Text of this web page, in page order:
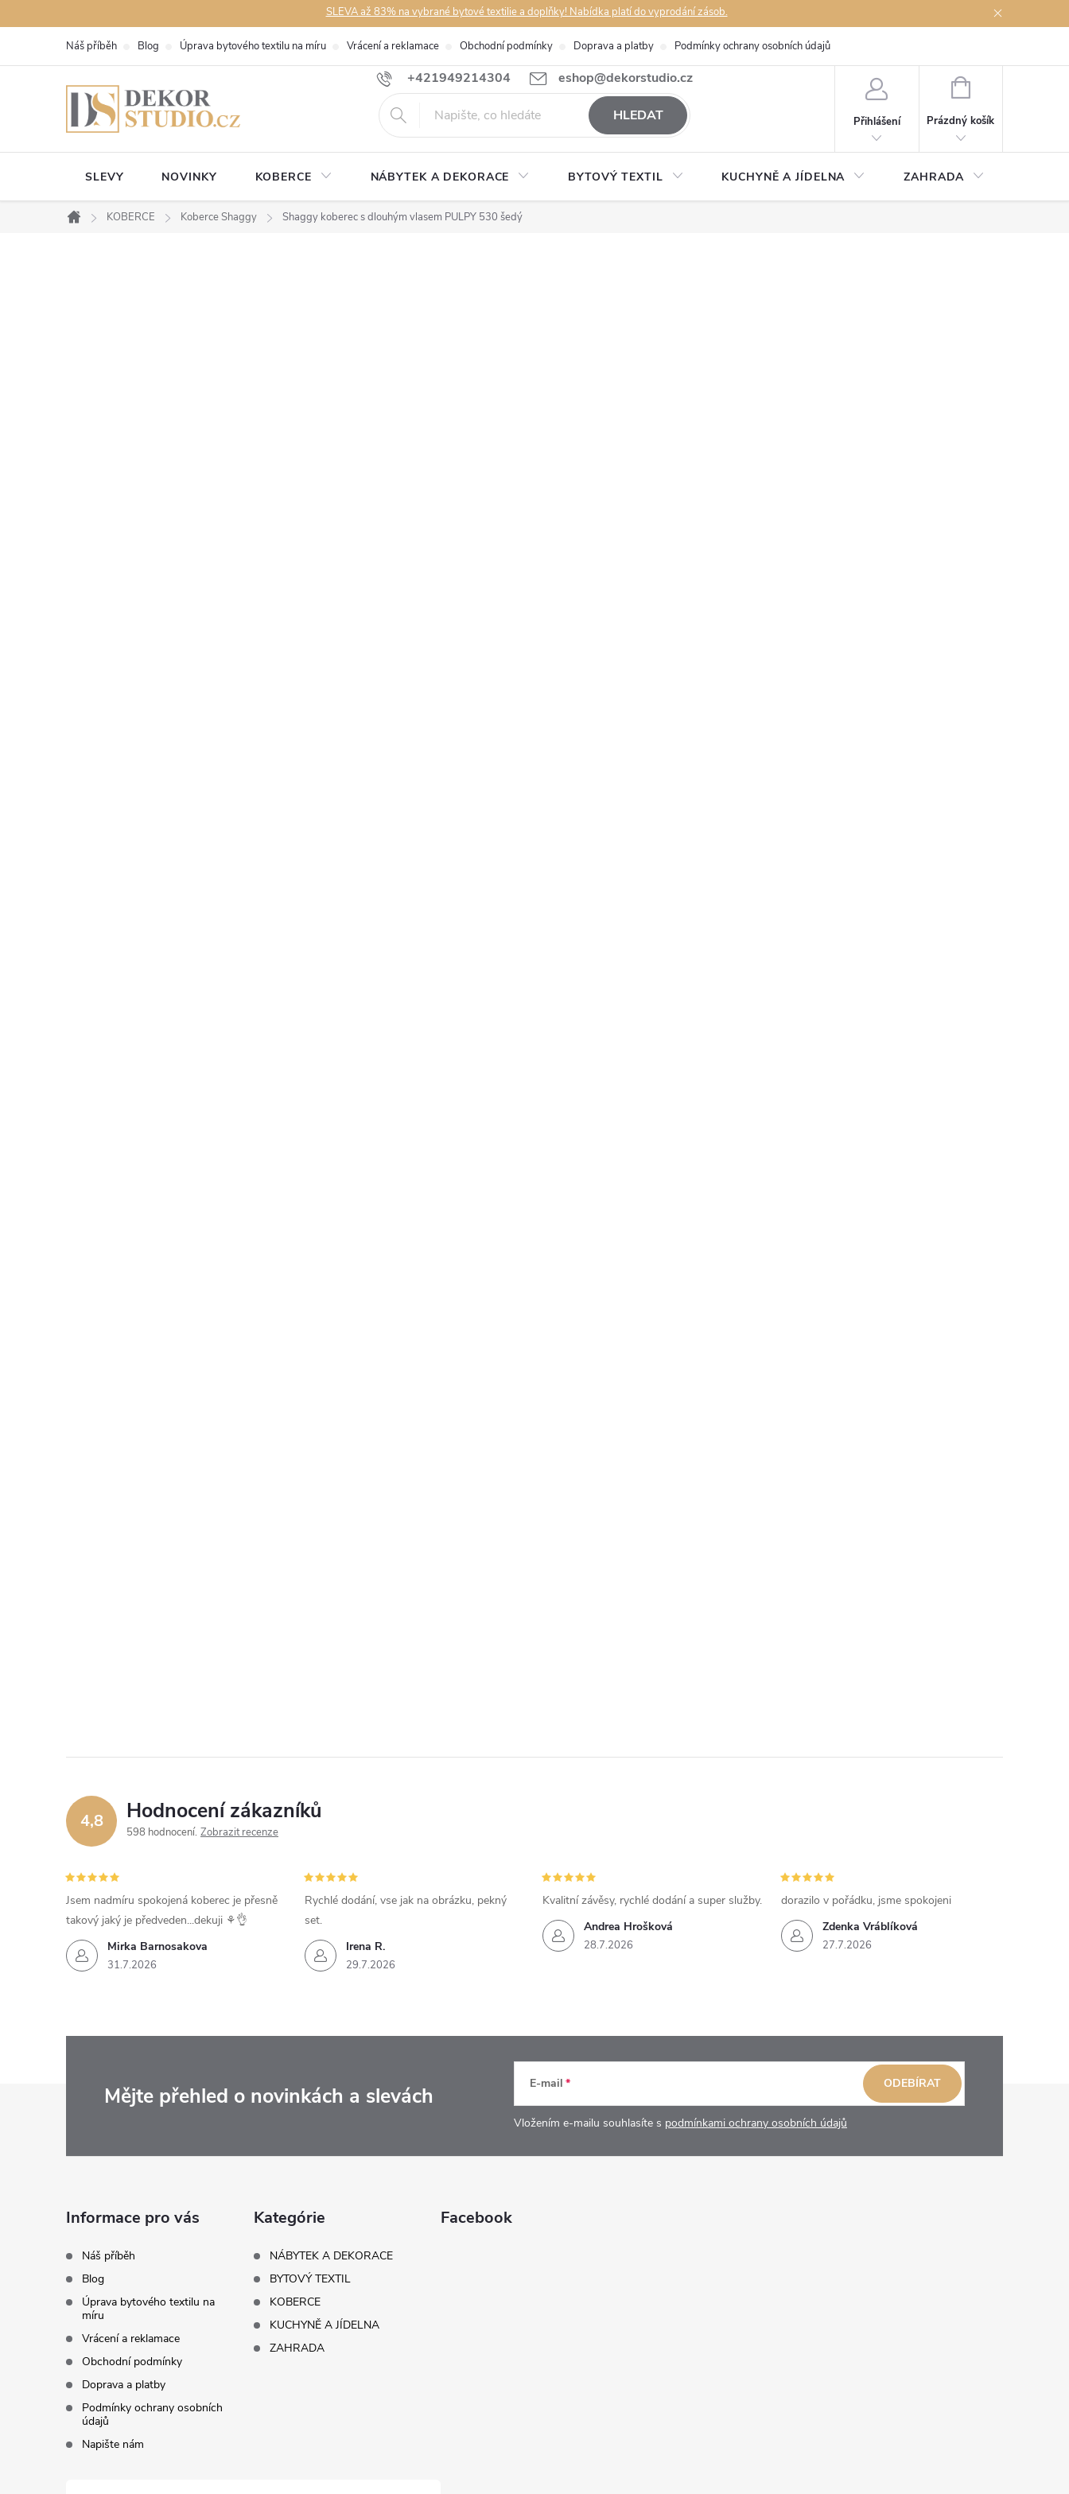
na
SLEVA až 83% na vybrané bytové textilie a doplňky! Nabídka platí do vyprodání zásob.
+421949214304 eshop@dekorstudio.cz
Náš příběh Blog Úprava bytového textilu na míru Vrácení a reklamace Obchodní podmínky Doprava a platby Podmínky ochrany osobních údajů
HLEDAT Přihlášení
NÁKUPNÍ
Prázdný košík
SLEVY NOVINKY KOBERCE NÁBYTEK A DEKORACE BYTOVÝ TEXTIL KUCHYNĚ A JÍDELNA ZAHRADA
Domů
KOBERCE Koberce Shaggy Shaggy koberec s dlouhým vlasem PULPY 530 šedý
4,8 Hodnocení zákazníků
598 hodnocení Zobrazit recenze
Mirka Barnosakova
31.7.2026
Jsem nadmíru spokojená koberec je přesně
takový jaký je předveden...dekuji ⚘️👌
Irena R.
29.7.2026
Rychlé dodání, vse jak na obrázku, pekný
set.
Andrea Hrošková
28.7.2026
Kvalitní závěsy, rychlé dodání a super služby.
Zdenka Vráblíková
27.7.2026
dorazilo v pořádku, jsme spokojeni
Mějte přehled o novinkách a slevách E-mail
Vložením e-mailu souhlasíte s podmínkami ochrany osobních údajů
ODEBÍRAT
Informace pro vás
Náš příběh
Blog
Úprava bytového textilu na
míru
Vrácení a reklamace
Obchodní podmínky
Doprava a platby
Podmínky ochrany osobních
údajů
Napište nám
Kategórie
NÁBYTEK A DEKORACE
BYTOVÝ TEXTIL
KOBERCE
KUCHYNĚ A JÍDELNA
ZAHRADA
Facebook